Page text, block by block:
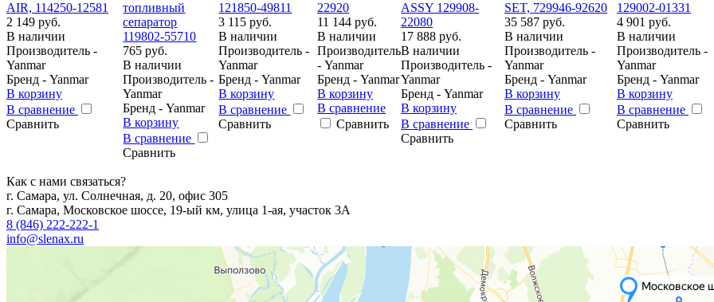
2 149 руб.
В наличии
Производитель -
Yanmar
Бренд - Yanmar
В корзину
В сравнение
Сравнить
765 руб.
В наличии
Производитель -
Yanmar
Бренд - Yanmar
В корзину
В сравнение
Сравнить
3 115 руб.
В наличии
Производитель -
Yanmar
Бренд - Yanmar
В корзину
В сравнение
Сравнить
11 144 руб.
В наличии
Производитель
- Yanmar
Бренд - Yanmar
В корзину
В сравнение
Сравнить
17 888 руб.
В наличии
Производитель -
Yanmar
Бренд - Yanmar
В корзину
В сравнение
Сравнить
35 587 руб.
В наличии
Производитель -
Yanmar
Бренд - Yanmar
В корзину
В сравнение
Сравнить
4 901 руб.
В наличии
Производитель -
Yanmar
Бренд - Yanmar
В корзину
В сравнение
Сравнить
Как с нами связаться?
г. Самара, ул. Солнечная, д. 20, офис 305
г. Самара, Московское шоссе, 19-ый км, улица 1-ая, участок 3А
8 (846) 222-222-1
info@slenax.ru